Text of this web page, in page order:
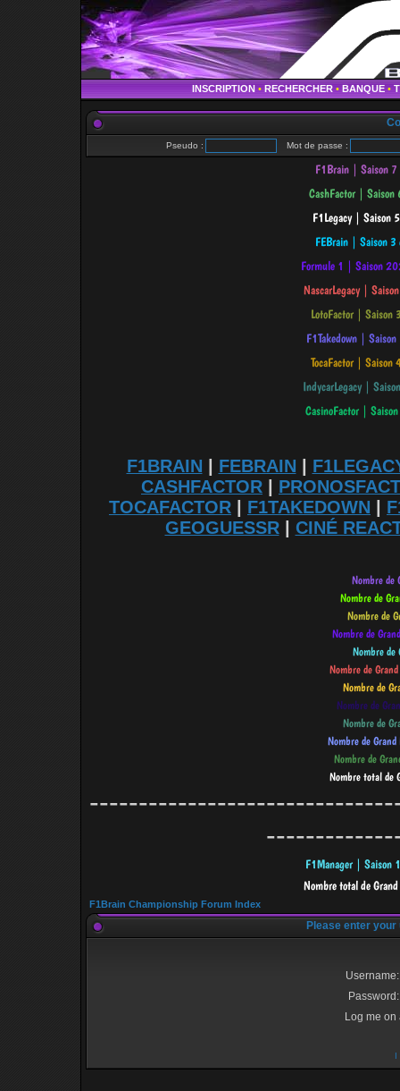
INSCRIPTION • RECHERCHER • BANQUE •
Pseudo : Mot de passe :
F1BRAIN FEBRAIN
CASHFACTOR
TOCAFACTOR
F1TAKEDOWN
GEOGUESSR| CINÉ
F1Brain Championship Forum Index
Please enter
Username:
Password:
Log me
I